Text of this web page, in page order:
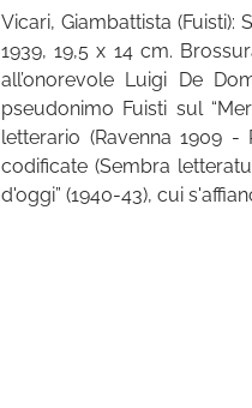
Vicari, Giambattista
1939, 19,5 x 14 cm.
all’onorevole Luigi De
pseudonimo Fuisti sul
letterario (Ravenna 1909
codificate (Sembra
d'oggi” (1940-43), cui